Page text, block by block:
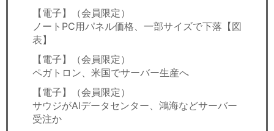
【電子】（会員限定）
ノートPC用パネル価格、一部サイズで下落【図
表】
【電子】（会員限定）
ペガトロン、米国でサーバー生産へ
【電子】（会員限定）
サウジがAIデータセンター、鴻海などサーバー
受注か